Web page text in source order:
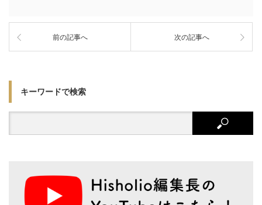
前の記事へ 次の記事へ
キーワードで検索